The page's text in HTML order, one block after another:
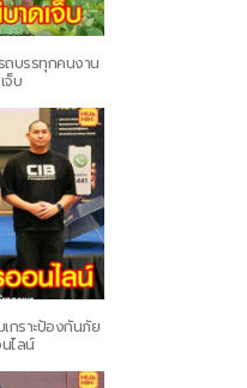
ถบรรทุกคนงาน
จ็บ
กราะป้องกันภัย
ไลน์